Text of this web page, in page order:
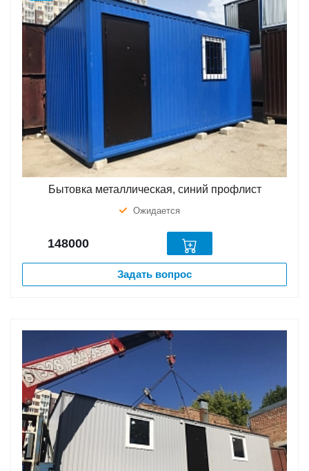
Бытовка металлическая, синий профлист
Ожидается
148000
Задать вопрос